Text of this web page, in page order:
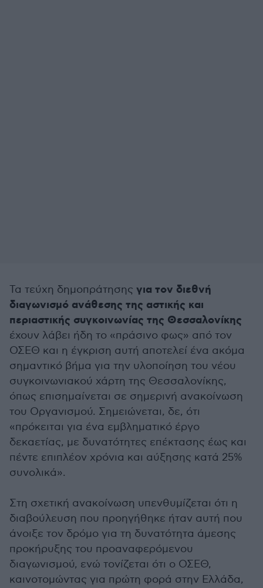
Τα τεύχη δημοπράτησης για τον διεθνή
διαγωνισμό ανάθεσης της αστικής και
περιαστικής συγκοινωνίας της Θεσσαλονίκης
έχουν λάβει ήδη το «πράσινο φως» από τον
ΟΣΕΘ και η έγκριση αυτή αποτελεί ένα ακόμα
σημαντικό βήμα για την υλοποίηση του νέου
συγκοινωνιακού χάρτη της Θεσσαλονίκης,
όπως επισημαίνεται σε σημερινή ανακοίνωση
του Οργανισμού. Σημειώνεται, δε, ότι
«πρόκειται για ένα εμβληματικό έργο
δεκαετίας, με δυνατότητες επέκτασης έως και
πέντε επιπλέον χρόνια και αύξησης κατά 25%
συνολικά».
Στη σχετική ανακοίνωση υπενθυμίζεται ότι η
διαβούλευση που προηγήθηκε ήταν αυτή που
άνοιξε τον δρόμο για τη δυνατότητα άμεσης
προκήρυξης του προαναφερόμενου
διαγωνισμού, ενώ τονίζεται ότι ο ΟΣΕΘ,
καινοτομώντας για πρώτη φορά στην Ελλάδα,